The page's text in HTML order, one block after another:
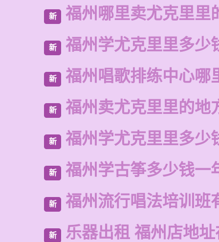
新 福州哪里卖尤克里里
新 福州学尤克里里多少
新 福州唱歌排练中心哪
新 福州卖尤克里里的地
新 福州学尤克里里多少
新 福州学古筝多少钱一
新 福州流行唱法培训班
新 乐器出租 福州店地